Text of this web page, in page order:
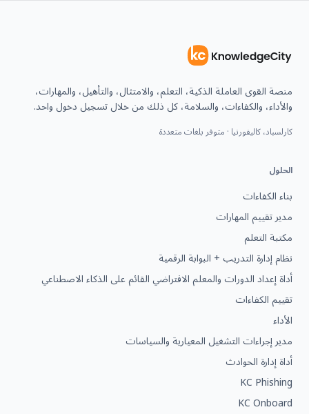
منصة القوى العاملة الذكية، التعلم، والامتثال، والتأهيل، والمهارات،
والأداء، والكفاءات، والسلامة، كل ذلك من خلال تسجيل دخول واحد.
كارلسباد، كاليفورنيا · متوفر بلغات متعددة
الحلول
بناء الكفاءات
مدير تقييم المهارات
مكتبة التعلم
نظام إدارة التدريب + البوابة الرقمية
أداة إعداد الدورات والمعلم الافتراضي القائم على الذكاء الاصطناعي
تقييم الكفاءات
الأداء
مدير إجراءات التشغيل المعيارية والسياسات
أداة إدارة الحوادث
KC Phishing
KC Onboard